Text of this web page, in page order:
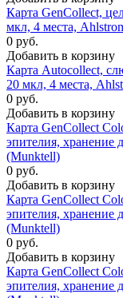
Карта GenCollect,
мкл, 4 места,
0 руб.
Добавить в корзину
Карта Autocollect,
20 мкл, 4 места,
0 руб.
Добавить в корзину
Карта GenCollect
эпителия, хранение
(Munktell)
0 руб.
Добавить в корзину
Карта GenCollect
эпителия, хранение
(Munktell)
0 руб.
Добавить в корзину
Карта GenCollect
эпителия, хранение